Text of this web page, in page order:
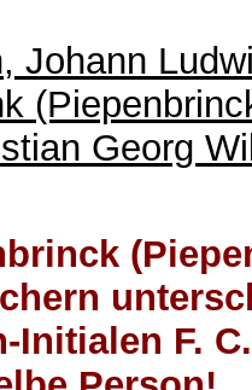
Johann
Georg
Initialen F.